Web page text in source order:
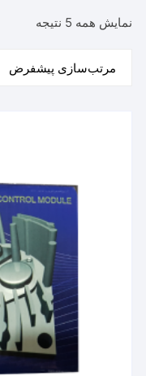
نمایش همه 5 نتیجه